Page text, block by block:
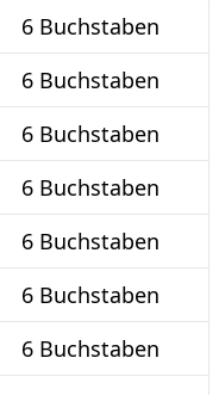
6 Buchstaben
6 Buchstaben
6 Buchstaben
6 Buchstaben
6 Buchstaben
6 Buchstaben
6 Buchstaben